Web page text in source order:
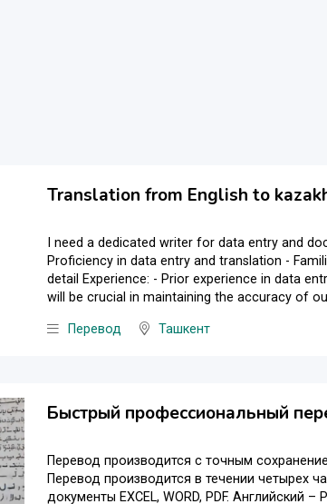
Translation from English to
I need a dedicated writer for data entry and
Proficiency in data entry and translation -
detail Experience: - Prior experience in data
will be crucial in maintaining the accuracy of
Перевод Ташкент
Быстрый профессиональный
Перевод производится с точным
Перевод производится в течении четырех
документы EXCEL, WORD, PDF. Английский –